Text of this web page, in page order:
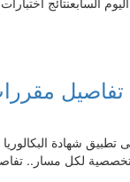
شهادة البكالوريا